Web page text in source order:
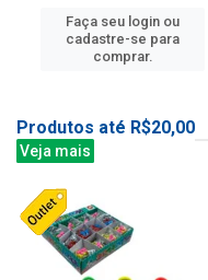
Faça seu login ou
cadastre-se para
comprar.
Produtos até R$20,00
Veja mais